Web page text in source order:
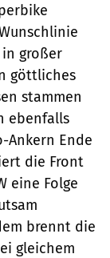
großer
göttliches
stammen
ebenfalls
Ankern Ende
die Front
eine Folge
brennt die
gleichem